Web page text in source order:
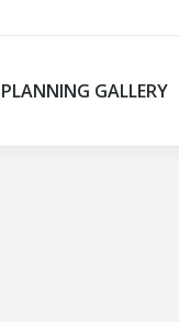
PLANNING GALLERY
PLANNING GALLERY